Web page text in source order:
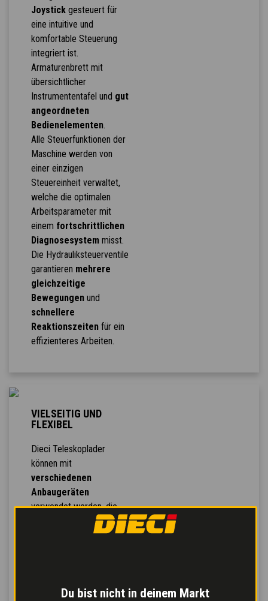
Du bist nicht in deinem Markt
Joystickgesteuert für
eine intuitive und
komfortable Steuerung
integriert ist.
Armaturenbrett mit
übersichtlicher
Instrumententafel und gut
angeordneten
Bedienelementen.
Alle Steuerfunktionen der
Maschine werden von
einer einzigen
Steuereinheit verwaltet,
welche die optimalen
Arbeitsparameter mit
einem fortschrittlichen
Diagnosesystemmisst.
Die Hydrauliksteuerventile
garantieren mehrere
gleichzeitige
Bewegungenund
schnellere
Reaktionszeitenfür ein
effizienteres Arbeiten.
VIELSEITIG UND
FLEXIBEL
Dieci Teleskoplader
können mit
verschiedenen
Anbaugeräten
verwendet werden, die
für die Erledigung
sämtlicher Arbeiten
Ausleger mit Winde,